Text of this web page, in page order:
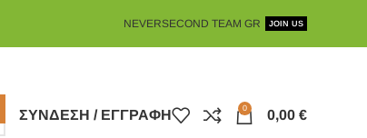
NEVERSECOND TEAM GR JOIN US
ΣΎΝΔΕΣΗ / ΕΓΓΡΑΦΉ 0 0,00 €